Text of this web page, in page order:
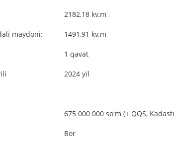
2182,18 kv.m
maydoni: 1491,91 kv.m
1 qavat
2024 yil
675 000 000 soʻm (+ QQS,
Bor